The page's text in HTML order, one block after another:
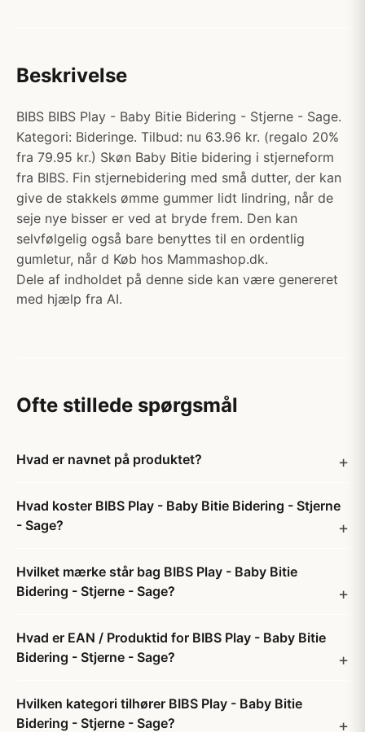
Beskrivelse
BIBS BIBS Play - Baby Bitie Bidering - Stjerne - Sage.
Kategori: Bideringe. Tilbud: nu 63.96 kr. (regalo 20%
fra 79.95 kr.) Skøn Baby Bitie bidering i stjerneform
fra BIBS. Fin stjernebidering med små dutter, der kan
give de stakkels ømme gummer lidt lindring, når de
seje nye bisser er ved at bryde frem. Den kan
selvfølgelig også bare benyttes til en ordentlig
gumletur, når d Køb hos Mammashop.dk.
Dele af indholdet på denne side kan være genereret
med hjælp fra AI.
Ofte stillede spørgsmål
Hvad er navnet på produktet?
Hvad koster BIBS Play - Baby Bitie Bidering - Stjerne
- Sage?
Hvilket mærke står bag BIBS Play - Baby Bitie
Bidering - Stjerne - Sage?
Hvad er EAN / Produktid for BIBS Play - Baby Bitie
Bidering - Stjerne - Sage?
Hvilken kategori tilhører BIBS Play - Baby Bitie
Bidering - Stjerne - Sage?